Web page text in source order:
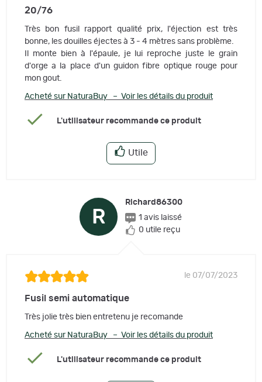
20/76
Très bon fusil rapport qualité prix, l'éjection est très
bonne, les douilles éjectes à 3 - 4 mètres sans problème.
Il monte bien à l'épaule, je lui reproche juste le grain
d'orge a la place d'un guidon fibre optique rouge pour
mon gout.
Acheté sur NaturaBuy – Voir les détails du produit
L'utilisateur recommande ce produit
Utile
R
Richard86300
1 avis laissé
0 utile reçu
le 07/07/2023
Fusil semi automatique
Très jolie très bien entretenu je recomande
Acheté sur NaturaBuy – Voir les détails du produit
L'utilisateur recommande ce produit